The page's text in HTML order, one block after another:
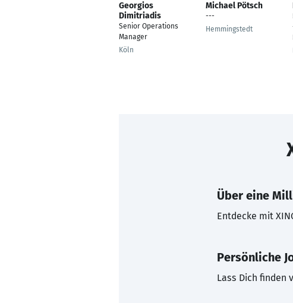
Georgios
Dimitriadis
Senior Operations
Manager
Köln
Michael Pötsch
---
Hemmingstedt
Über eine
Entdecke mit
Persönliche
Lass Dich finden